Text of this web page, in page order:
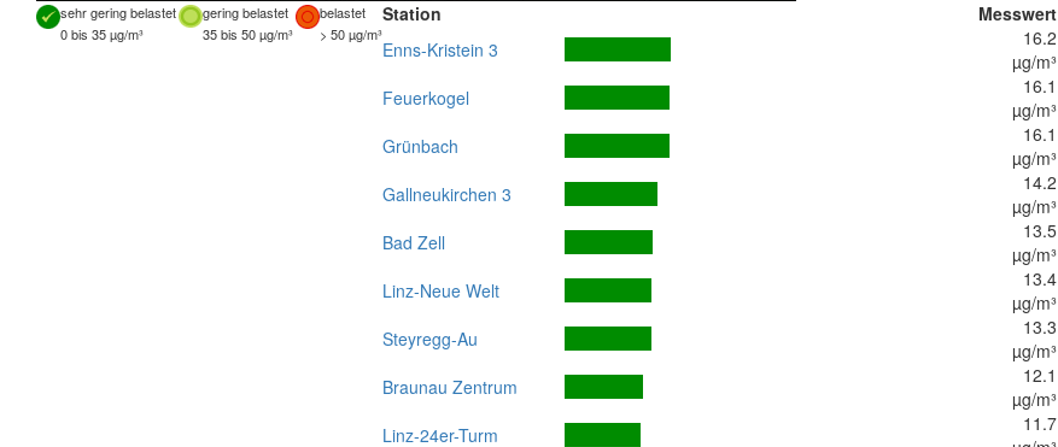
sehr gering belastet gering belastet
belastet
0 bis 35 µg/m³
35 bis 50 µg/m³ > 50 µg/m³
Station
Messwert
Enns-Kristein 3
16.2
µg/m³
Feuerkogel
16.1
µg/m³
Grünbach
16.1
µg/m³
Gallneukirchen 3
14.2
µg/m³
Bad Zell
13.5
µg/m³
Linz-Neue Welt
13.4
µg/m³
Steyregg-Au
13.3
µg/m³
Braunau Zentrum
12.1
µg/m³
Linz-24er-Turm
11.7